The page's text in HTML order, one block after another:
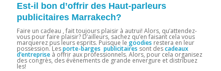
Est-il bon d’offrir des Haut-parleurs
publicitaires Marrakech?
Faire un cadeau , fait toujours plaisir à autrui! Alors, qu’attendez-
vous pour faire plaisir? D’ailleurs, sachez qu’en faisant cela vous
marquerez pus leurs esprits. Puisque le goodies restera en leur
possession. Lesporte-barges publicitaires sont descadeaux
d’entrepriseà offrir aux professionnels. Alors, pour cela organisez
des congrès, des évènements de grande envergure et distribuez
les!